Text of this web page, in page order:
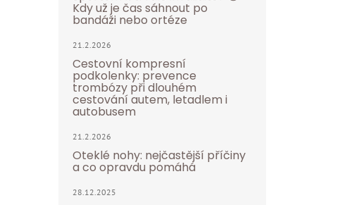
Kdy už je čas sáhnout po
bandáži nebo ortéze
21.2.2026
Cestovní kompresní
podkolenky: prevence
trombózy při dlouhém
cestování autem, letadlem i
autobusem
21.2.2026
Oteklé nohy: nejčastější příčiny
a co opravdu pomáhá
28.12.2025